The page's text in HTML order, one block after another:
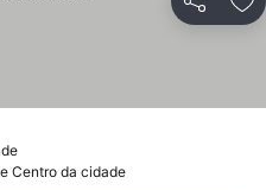
Partilhar
Centro da cidade